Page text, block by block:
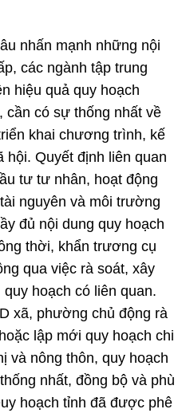
nhấn mạnh những nội
các ngành tập trung
hiệu quả quy hoạch
cần có sự thống nhất về
khai chương trình, kế
hội. Quyết định liên quan
tư tư nhân, hoạt động
nguyên và môi trường
đủ nội dung quy hoạch
thời, khẩn trương cụ
qua việc rà soát, xây
hoạch có liên quan.
xã, phường chủ động rà
lập mới quy hoạch chi
và nông thôn, quy hoạch
nhất, đồng bộ và phù
hoạch tỉnh đã được phê